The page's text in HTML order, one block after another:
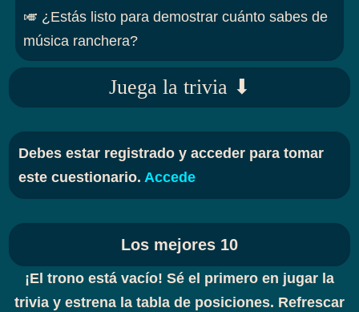
🎺 ¿Estás listo para demostrar cuánto sabes de
música ranchera?
Juega la trivia ⬇
Debes estar registrado y acceder para tomar
este cuestionario.Accede
Los mejores 10
¡El trono está vacío! Sé el primero en jugar la
trivia y estrena la tabla de posiciones. Refrescar